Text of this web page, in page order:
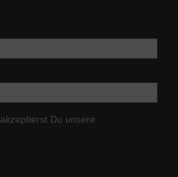
Du unsere